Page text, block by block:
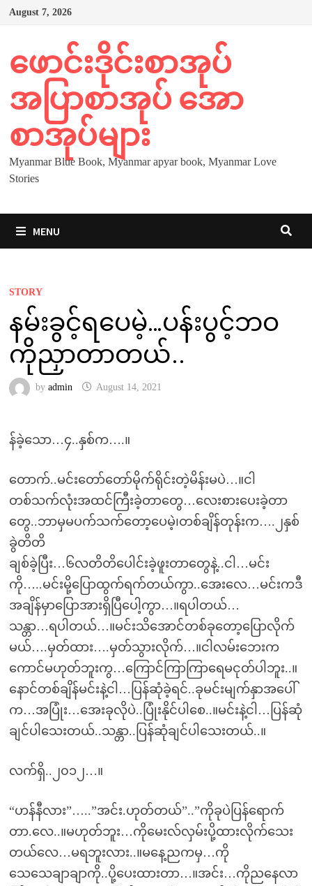
Skip
August 7, 2026
ဖောင်းဒိုင်းစာအုပ်
အပြာစာအုပ် အော
စာအုပ်များ
Myanmar Blue Book, Myanmar apyar book, Myanmar Love
Stories
MENU
STORY
နမ်းခွင့်ရပေမဲ့…ပန်းပွင့်ဘဝ
ကိုညှာတာတယ်..
by admin August 14, 2021
န်ခဲ့သော…၄..နှစ်က….။
တောက်..မင်းတော်တော်မိုက်ရိုင်းတဲ့မိန်းမပဲ…။ငါ
တစ်သက်လုံးအထင်ကြီးခဲ့တာတွေ…လေးစားပေးခဲ့တာ
တွေ..ဘာမှမပက်သက်တော့ပေမဲ့၊တစ်ချိန်တုန်းက….၂နှစ်
ခွဲတိတိ
ချစ်ခဲ့ပြီး…၆လတိတိပေါင်းခဲ့ဖူးတာတွေနဲ့..ငါ…မင်း
ကို…..မင်းမို့ပြောထွက်ရက်တယ်ကွာ..အေးလေ…မင်းကဒီ
အချိန်မှာပြောအားရှိပြီပေါ့ကွာ…။ရပါတယ်…
သန္တာ…ရပါတယ်…။မင်းသိအောင်တစ်ခုတော့ပြောလိုက်
မယ်….မှတ်ထား….မှတ်သွားလိုက်…။ငါလမ်းဘေးက
ကောင်မဟုတ်ဘူးကွ…ကြောင်ကြာကြာရေမငုတ်ပါဘူး..။
နောင်တစ်ချိန်မင်းနဲ့ငါ…ပြန်ဆုံခဲ့ရင်..ခုမင်းမျက်နှာအပေါ်
က…အပြုံး…အေးခုလိုပဲ..ပြုံးနိုင်ပါစေ..။မင်းနဲ့ငါ…ပြန်ဆုံ
ချင်ပါသေးတယ်..သန္တာ..ပြန်ဆုံချင်ပါသေးတယ်..။
လက်ရှိ..၂၀၁၂…။
“ဟန်နီလား”…..”အင်း.ဟုတ်တယ်”..”ကိုခုပဲပြန်ရောက်
တာ.လေ..။မဟုတ်ဘူး…ကိုမေးလ်လှမ်းပို့ထားလိုက်သေး
တယ်လေ…မရဘူးလား..။မနေ့ညကမှ…ကို
သေသေချာချာကို..ပို့ပေးထားတာ…။အင်း…ကိုညနေလာ